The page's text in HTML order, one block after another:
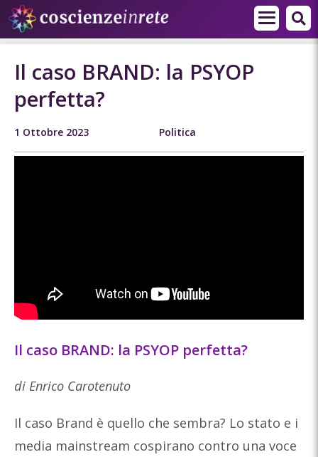
Il caso BRAND: la PSYOP
perfetta?
1 Ottobre 2023 Politica
Il caso BRAND: la PSYOP perfetta?
di Enrico Carotenuto
Il caso Brand è quello che sembra? Lo stato e i
media mainstream cospirano contro una voce